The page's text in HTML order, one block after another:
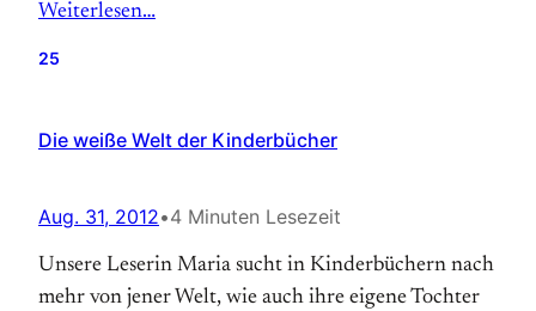
Weiterlesen…
25
Die weiße Welt der Kinderbücher
Aug. 31, 2012•4 Minuten Lesezeit
Unsere Leserin Maria sucht in Kinderbüchern nach
mehr von jener Welt, wie auch ihre eigene Tochter